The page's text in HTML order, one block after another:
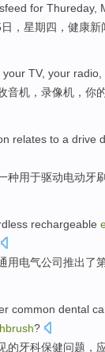
for Thureday,
日，星期四， 健康新
your TV, your radio,
音机 ， 录像机 ，你
relates to a drive
种用于驱动电动牙
rechargeable
用电气公司推出了
common dental
?
的牙科保健问题 ，